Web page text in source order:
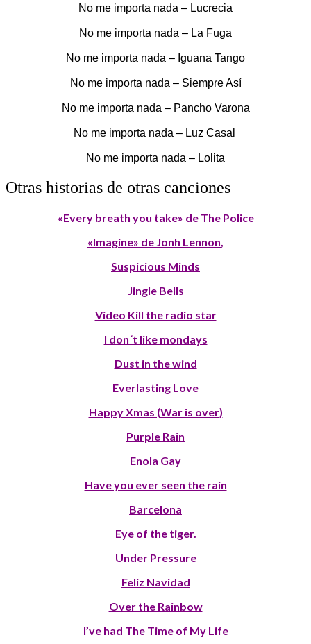
No me importa nada – Lucrecia
No me importa nada – La Fuga
No me importa nada – Iguana Tango
No me importa nada – Siempre Así
No me importa nada – Pancho Varona
No me importa nada – Luz Casal
No me importa nada – Lolita
Otras historias de otras canciones
«Every breath you take» de The Police
«Imagine» de Jonh Lennon,
Suspicious Minds
Jingle Bells
Vídeo Kill the radio star
I don´t like mondays
Dust in the wind
Everlasting Love
Happy Xmas (War is over)
Purple Rain
Enola Gay
Have you ever seen the rain
Barcelona
Eye of the tiger.
Under Pressure
Feliz Navidad
Over the Rainbow
I’ve had The Time of My Life